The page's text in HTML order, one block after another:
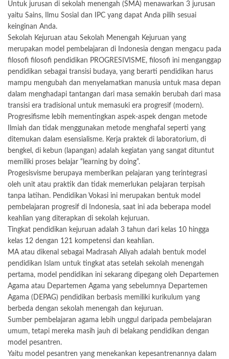
Untuk jurusan di sekolah menengah (SMA) menawarkan 3 jurusan
yaitu Sains, Ilmu Sosial dan IPC yang dapat Anda pilih sesuai
keinginan Anda.
Sekolah Kejuruan atau Sekolah Menengah Kejuruan yang
merupakan model pembelajaran di Indonesia dengan mengacu pada
filosofi filosofi pendidikan PROGRESIVISME, filosofi ini menganggap
pendidikan sebagai transisi budaya, yang berarti pendidikan harus
mampu mengubah dan menyelamatkan manusia untuk masa depan
dalam menghadapi tantangan dari masa semakin berubah dari masa
transisi era tradisional untuk memasuki era progresif (modern).
Progresifisme lebih mementingkan aspek-aspek dengan metode
Ilmiah dan tidak menggunakan metode menghafal seperti yang
ditemukan dalam esensialisme. Kerja praktek di laboratorium, di
bengkel, di kebun (lapangan) adalah kegiatan yang sangat dituntut
memiliki proses belajar “learning by doing”.
Progesisvisme berupaya memberikan pelajaran yang terintegrasi
oleh unit atau praktik dan tidak memerlukan pelajaran terpisah
tanpa latihan. Pendidikan Vokasi ini merupakan bentuk model
pembelajaran progresif di Indonesia, saat ini ada beberapa model
keahlian yang diterapkan di sekolah kejuruan.
Tingkat pendidikan kejuruan adalah 3 tahun dari kelas 10 hingga
kelas 12 dengan 121 kompetensi dan keahlian.
MA atau dikenal sebagai Madrasah Aliyah adalah bentuk model
pendidikan Islam untuk tingkat atas setelah sekolah menengah
pertama, model pendidikan ini sekarang dipegang oleh Departemen
Agama atau Departemen Agama yang sebelumnya Departemen
Agama (DEPAG) pendidikan berbasis memiliki kurikulum yang
berbeda dengan sekolah menengah dan kejuruan.
Sumber pembelajaran agama lebih unggul daripada pembelajaran
umum, tetapi mereka masih jauh di belakang pendidikan dengan
model pesantren.
Yaitu model pesantren yang menekankan kepesantrenannya dalam